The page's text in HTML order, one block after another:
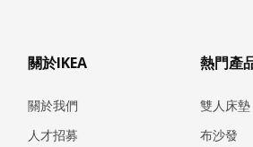
關於IKEA
關於我們
人才招募
熱門產
雙人床墊
布沙發